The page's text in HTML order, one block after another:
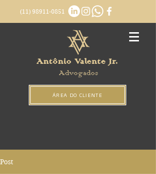
(11) 98911-0851
Antônio Valente Jr.
Advogados
ÁREA DO CLIENTE
Post